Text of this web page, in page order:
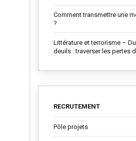
Comment transmettre une
?
Littérature et terrorisme –
deuils : traverser les pertes
RECRUTEMENT
Pôle projets